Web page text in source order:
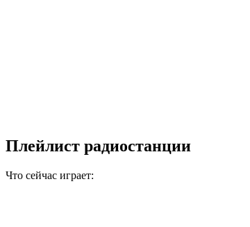
Плейлист радиостанции
Что сейчас играет: